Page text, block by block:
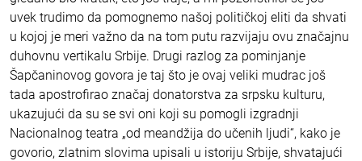
uvek trudimo da pomognemo našoj političkoj eliti da shvati
u kojoj je meri važno da na tom putu razvijaju ovu značajnu
duhovnu vertikalu Srbije. Drugi razlog za pominjanje
Šapčaninovog govora je taj što je ovaj veliki mudrac još
tada apostrofirao značaj donatorstva za srpsku kulturu,
ukazujući da su se svi oni koji su pomogli izgradnji
Nacionalnog teatra „od meandžija do učenih ljudi“, kako je
govorio, zlatnim slovima upisali u istoriju Srbije, shvatajući